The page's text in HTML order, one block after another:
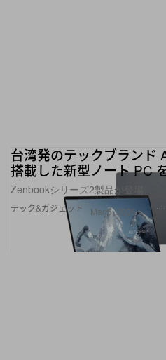
テック&ガジェット
台湾発のテックブランド
搭載した新型ノート PC
Zenbookシリーズ2製品が登場
Mar 5, 2026